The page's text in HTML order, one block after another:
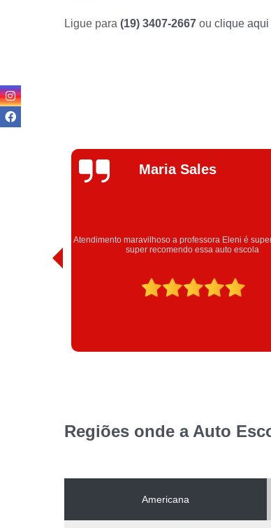
Ligue para (19) 3407-2667 ou clique aqui
Talita Ramos
Obrigada estrutura Eleni obrigada passei
Regiões onde a Auto
Americana